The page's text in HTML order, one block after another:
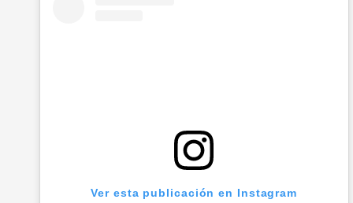
Ver esta publicación en Instagram